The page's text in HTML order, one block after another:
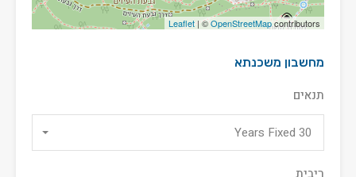
Leaflet| ©OpenStreetMapcontributors
מחשבון משכנתא
תנאים
30 Years Fixed